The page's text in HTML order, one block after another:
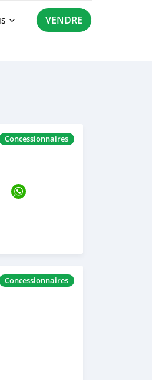
VENDRE
Concessionnaires
Concessionnaires